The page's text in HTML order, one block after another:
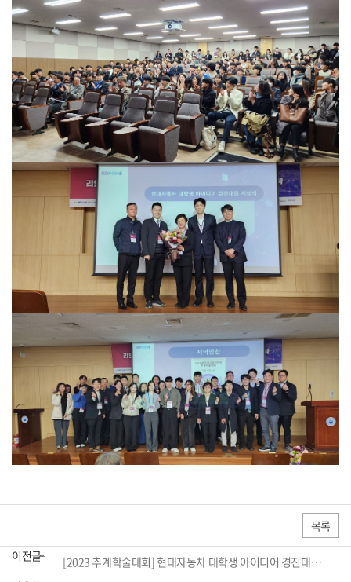
목록
이전글
[2023 추계학술대회] 현대자동차 대학생 아이디어 경진대회 시상식